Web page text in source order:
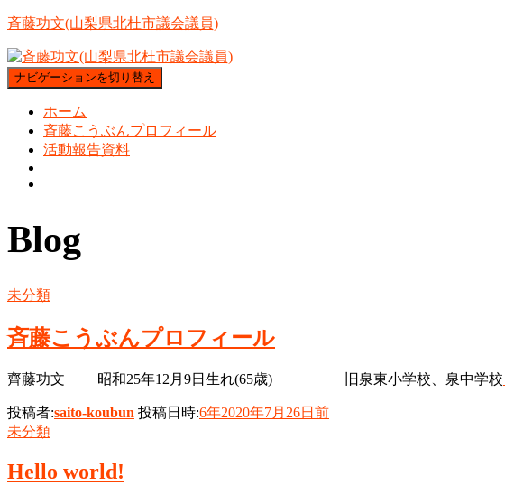
斉藤功文(山梨県北杜市議会議員)
ナビゲーションを切り替え
ホーム
斉藤こうぶんプロフィール
活動報告資料
Blog
未分類
斉藤こうぶんプロフィール
齊藤功文 昭和25年12月9日生れ(65歳) 旧泉東小学校、泉中学校
投稿者:saito-koubun 投稿日時:6年2020年7月26日 前
未分類
Hello world!